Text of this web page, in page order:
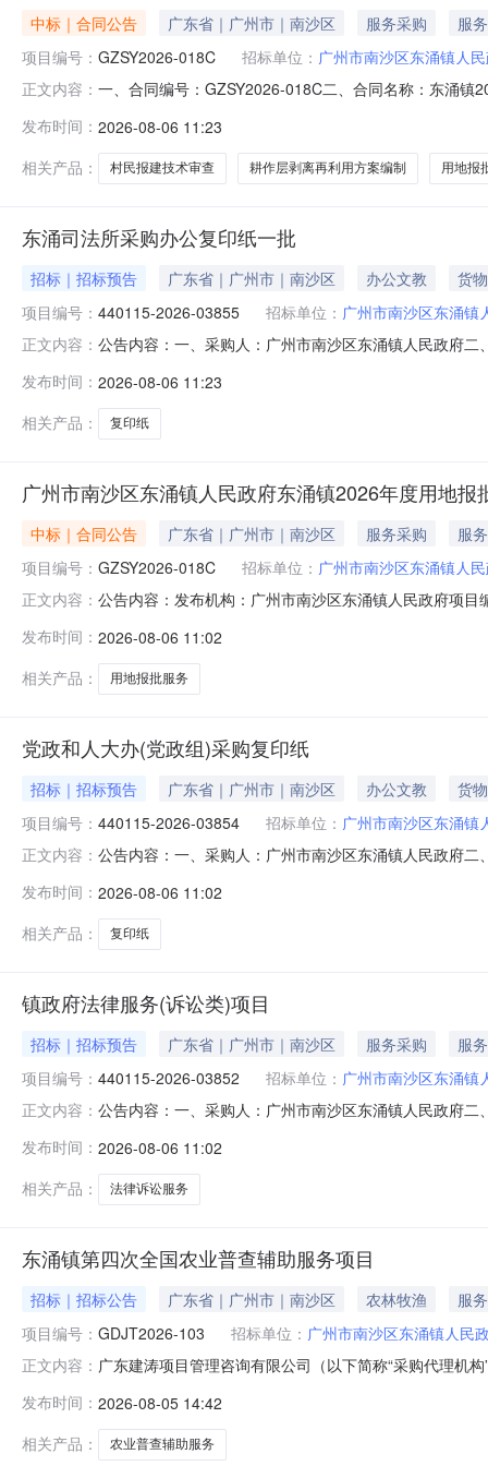
中标｜合同公告 广东省｜广州市｜南沙区 服务采购
服务
项目编号： GZSY2026-018C 招标单位： 广州市南沙区东涌镇人
正文内容： 一、合同编号：GZSY2026-018C二、合同名称：东涌镇
广州市南沙区湾晟路1号703房联系方式：020-
发布时间： 2026-08-06 11:23
相关产品：
村民报建技术审查 耕作层剥离再利用方案编制 用地报
东涌司法所采购办公复印纸一批
招标｜招标预告 广东省｜广州市｜南沙区 办公文教
货物
项目编号： 440115-2026-03855 招标单位： 广州市南沙区东涌镇
正文内容： 公告内容：一、采购人：广州市南沙区东涌镇人民政府
08-0610:49:06
发布时间： 2026-08-06 11:23
相关产品：
复印纸
广州市南沙区东涌镇人民政府东涌镇2026年度用地报
中标｜合同公告 广东省｜广州市｜南沙区 服务采购
服务
项目编号： GZSY2026-018C 招标单位： 广州市南沙区东涌镇人
正文内容： 公告内容：发布机构：广州市南沙区东涌镇人民政府项
020-34912335供应商(乙方)：广州南沙新区规划设计研
发布时间： 2026-08-06 11:02
相关产品：
用地报批服务
党政和人大办(党政组)采购复印纸
招标｜招标预告 广东省｜广州市｜南沙区 办公文教
货物
项目编号： 440115-2026-03854 招标单位： 广州市南沙区东涌镇
正文内容： 公告内容：一、采购人：广州市南沙区东涌镇人民政府
镇人民政府发布时间：2026-08-0610:43:15
发布时间： 2026-08-06 11:02
相关产品：
复印纸
镇政府法律服务(诉讼类)项目
招标｜招标预告 广东省｜广州市｜南沙区 服务采购
服务
项目编号： 440115-2026-03852 招标单位： 广州市南沙区东涌镇
正文内容： 公告内容：一、采购人：广州市南沙区东涌镇人民政府
0610:34:27
发布时间： 2026-08-06 11:02
相关产品：
法律诉讼服务
东涌镇第四次全国农业普查辅助服务项目
招标｜招标公告 广东省｜广州市｜南沙区 农林牧渔
服务
项目编号： GDJT2026-103 招标单位： 广州市南沙区东涌镇人民
正文内容： 广东建涛项目管理咨询有限公司（以下简称“采购代理机
价：人民币799134.00元；（五）采购内容：见第二章
管理办法》的通知（财库〔
发布时间： 2026-08-05 14:42
相关产品：
农业普查辅助服务